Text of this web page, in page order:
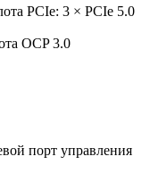
PCIe: 3 × PCIe 5.0
OCP 3.0
порт управления